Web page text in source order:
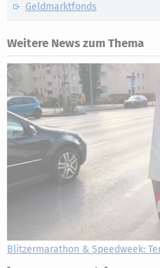
Geldmarktfonds
Weitere News zum Thema
Blitzermarathon & Speedweek: